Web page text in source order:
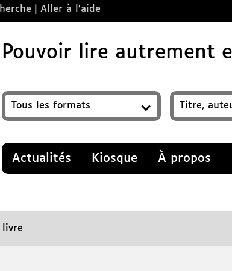
Aller à l’aide
Pouvoir lire autrement
Format
Recherchez un titre, auteur, ISBN, sujet…
Actualités Kiosque À propos
livre